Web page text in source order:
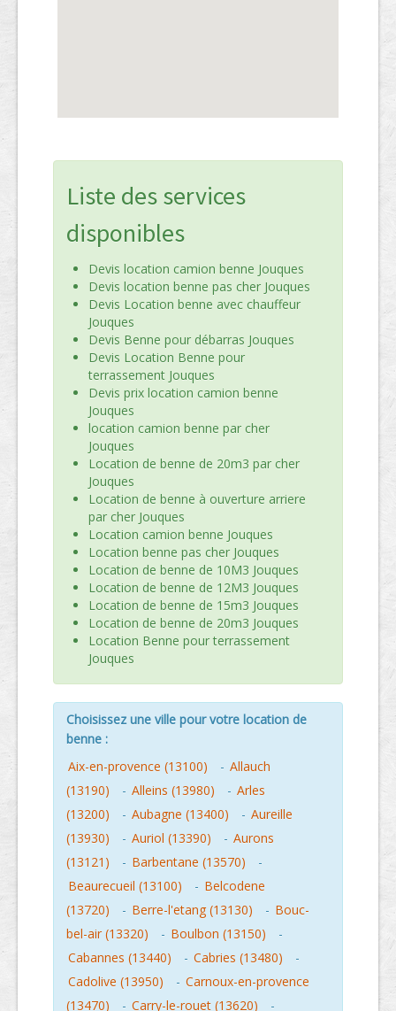
Liste des services
disponibles
Devis location camion benne Jouques
Devis location benne pas cher Jouques
Devis Location benne avec chauffeur
Jouques
Devis Benne pour débarras Jouques
Devis Location Benne pour
terrassement Jouques
Devis prix location camion benne
Jouques
location camion benne par cher
Jouques
Location de benne de 20m3 par cher
Jouques
Location de benne à ouverture arriere
par cher Jouques
Location camion benne Jouques
Location benne pas cher Jouques
Location de benne de 10M3 Jouques
Location de benne de 12M3 Jouques
Location de benne de 15m3 Jouques
Location de benne de 20m3 Jouques
Location Benne pour terrassement
Jouques
Choisissez une ville pour votre location de
benne :
Aix-en-provence (13100)
- Allauch
(13190)
- Alleins (13980) - Arles
(13200)
- Aubagne (13400) - Aureille
(13930)
- Auriol (13390) - Aurons
(13121)
- Barbentane (13570)
-
Beaurecueil (13100)
- Belcodene
(13720)
- Berre-l'etang (13130) - Bouc-
bel-air (13320)
- Boulbon (13150)
-
Cabannes (13440)
- Cabries (13480)
-
Cadolive (13950)
- Carnoux-en-provence
(13470)
- Carry-le-rouet (13620) -